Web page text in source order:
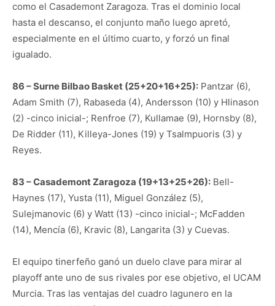
como el Casademont Zaragoza. Tras el dominio local
hasta el descanso, el conjunto maño luego apretó,
especialmente en el último cuarto, y forzó un final
igualado.
86 – Surne Bilbao Basket (25+20+16+25): Pantzar (6),
Adam Smith (7), Rabaseda (4), Andersson (10) y Hlinason
(2) -cinco inicial-; Renfroe (7), Kullamae (9), Hornsby (8),
De Ridder (11), Killeya-Jones (19) y Tsalmpuoris (3) y
Reyes.
83 – Casademont Zaragoza (19+13+25+26): Bell-
Haynes (17), Yusta (11), Miguel González (5),
Sulejmanovic (6) y Watt (13) -cinco inicial-; McFadden
(14), Mencía (6), Kravic (8), Langarita (3) y Cuevas.
El equipo tinerfeño ganó un duelo clave para mirar al
playoff ante uno de sus rivales por ese objetivo, el UCAM
Murcia. Tras las ventajas del cuadro lagunero en la